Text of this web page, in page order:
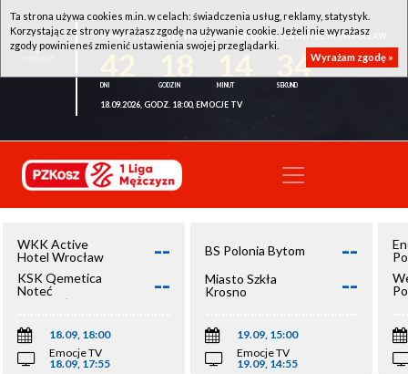
WKK ACTIVE HOTEL WROCŁAW - KSK QEMETICA NOTEĆ INOWROCŁAW
34
18.09.2026, GODZ. 18:00, EMOCJE TV
WKK Active
Hotel Wrocław
--
KSK Qemetica
Noteć
Inowrocław
--
18.09, 18:00
Emocje TV
18.09, 17:55
BS Polonia Bytom --
Miasto Szkła
Krosno
--
19.09, 15:00
Emocje TV
19.09, 14:55
Ta strona używa cookies m.in. w celach: świadczenia usług, reklamy, statystyk.
Korzystając ze strony wyrażasz zgodę na używanie cookie. Jeżeli nie wyrażasz
zgody powinieneś zmienić ustawienia swojej przeglądarki.
Wyrażam zgodę »